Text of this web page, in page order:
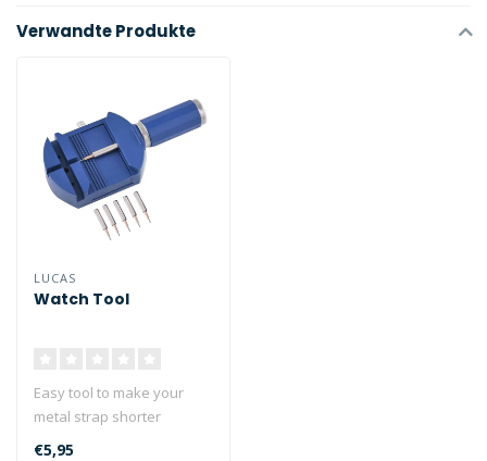
Verwandte Produkte
LUCAS
Watch Tool
Easy tool to make your
metal strap shorter
€5,95